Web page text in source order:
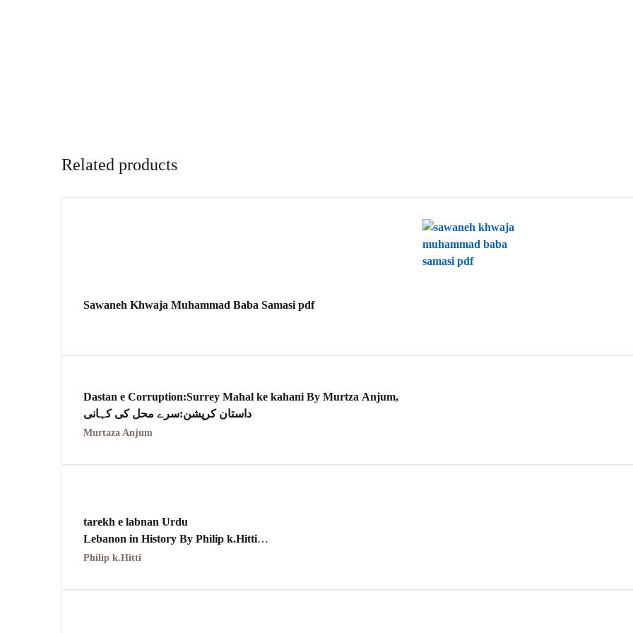
Related products
Sawaneh Khwaja Muhammad Baba Samasi pdf
Dastan e Corruption:Surrey Mahal ke kahani By Murtza Anjum,
داستان کرپشن:سرے محل کی کہانی
Murtaza Anjum
tarekh e labnan Urdu
Lebanon in History By Philip k.Hitti
Philip k.Hitti